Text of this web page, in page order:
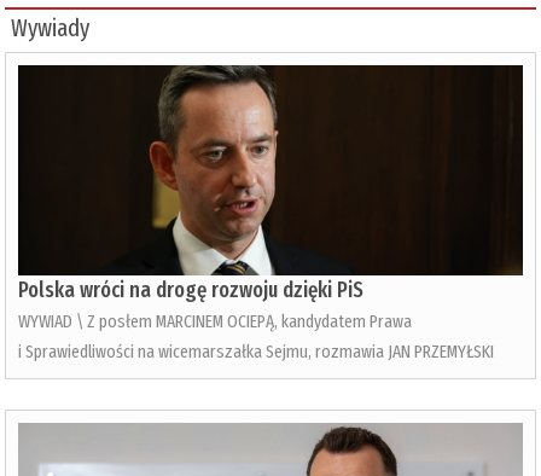
Wywiady
Polska wróci na drogę rozwoju dzięki PiS
WYWIAD \ Z posłem MARCINEM OCIEPĄ, kandydatem Prawa
i Sprawiedliwości na wicemarszałka Sejmu, rozmawia JAN PRZEMYŁSKI